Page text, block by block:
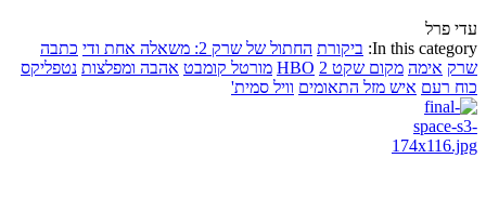
עדי פרל
In this category: ביקורת החתול של שרק 2: משאלה אחת ודי
כתבה
שרק אימה מקום שקט 2 HBO מורטל קומבט אהבה ומפלצות נטפליקס
כוח רעם איש מזל התאומים וויל סמית'